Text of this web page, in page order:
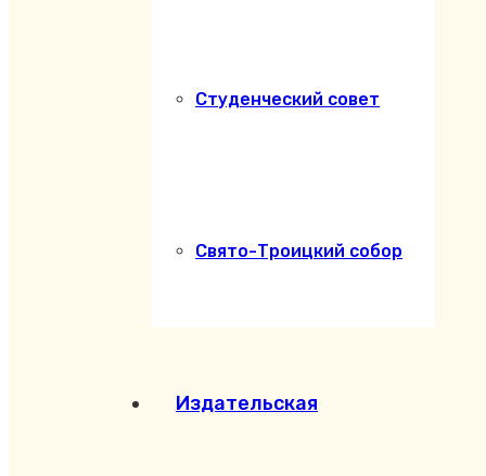
Студенческий совет
Свято-Троицкий собор
Издательская